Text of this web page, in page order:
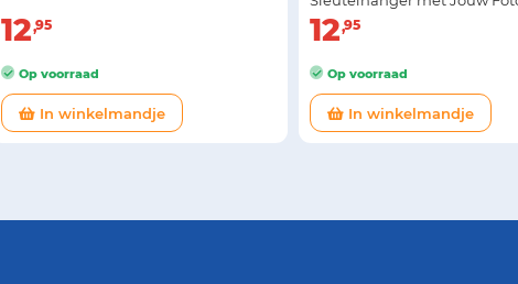
12 95
Op voorraad
In winkelmandje
12 95
Op voorraad
In winkelmandje